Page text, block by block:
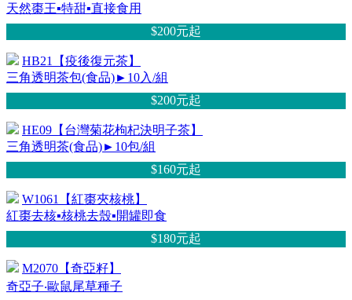
天然棗王▪特甜▪直接食用
$200元起
HB21【疫後復元茶】
三角透明茶包(食品)►10入/組
$200元起
HE09【台灣菊花枸杞決明子茶】
三角透明茶(食品)►10包/組
$160元起
W1061【紅棗夾核桃】
紅棗去核▪核桃去殼▪開罐即食
$180元起
M2070【奇亞籽】
奇亞子‧歐鼠尾草種子